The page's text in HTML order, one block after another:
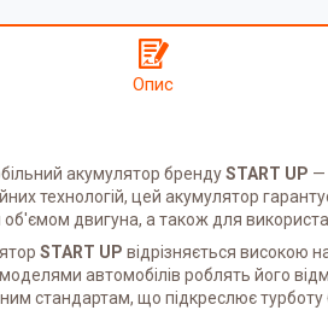
Опис
акумулятор брендуSTART UP —
технологій, цей акумулятор
двигуна, а також для
START UP відрізняється високою
автомобілів роблять його
стандартам, що підкреслює